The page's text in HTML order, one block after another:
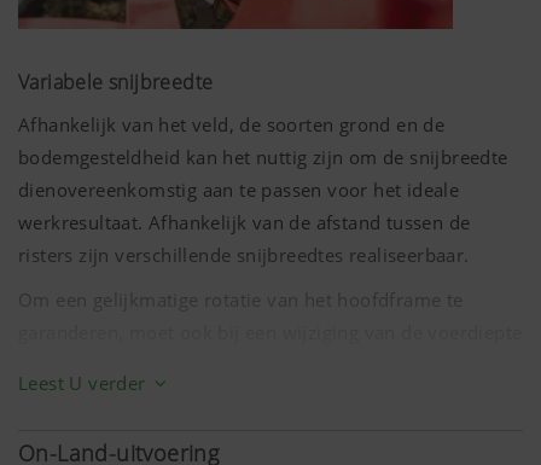
Variabele snijbreedte
Afhankelijk van het veld, de soorten grond en de
bodemgesteldheid kan het nuttig zijn om de snijbreedte
dienovereenkomstig aan te passen voor het ideale
werkresultaat. Afhankelijk van de afstand tussen de
risters zijn verschillende snijbreedtes realiseerbaar.
Om een gelijkmatige rotatie van het hoofdframe te
om een constante verhouding tussen de werkdiepte en
Leest U verder
On-Land-uitvoering